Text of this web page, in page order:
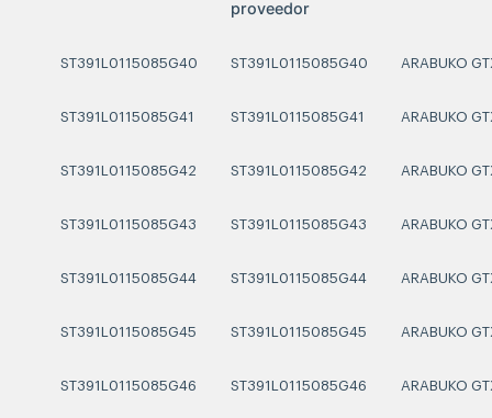
proveedor
ST391L0115085G40 ST391L0115085G40 ARABUKO
ST391L0115085G41 ST391L0115085G41 ARABUKO
ST391L0115085G42 ST391L0115085G42 ARABUKO
ST391L0115085G43 ST391L0115085G43 ARABUKO
ST391L0115085G44 ST391L0115085G44 ARABUKO
ST391L0115085G45 ST391L0115085G45 ARABUKO
ST391L0115085G46 ST391L0115085G46 ARABUKO